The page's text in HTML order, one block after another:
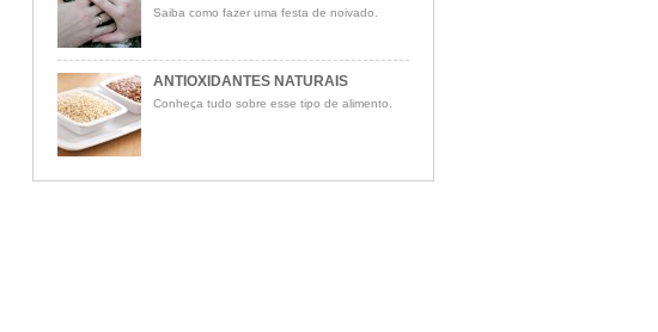
Saiba como fazer uma festa de noivado.
ANTIOXIDANTES NATURAIS
Conheça tudo sobre esse tipo de alimento.